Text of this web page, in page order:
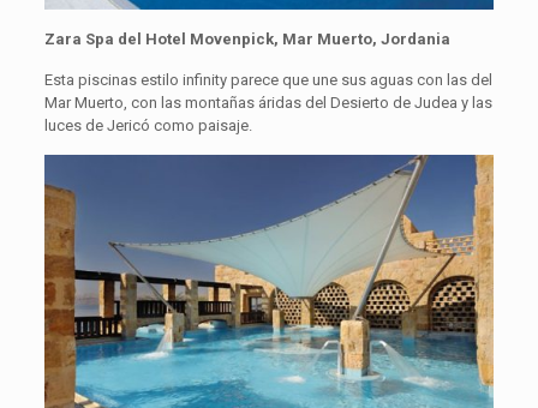
Zara Spa del Hotel Movenpick, Mar Muerto, Jordania
Esta piscinas estilo infinity parece que une sus aguas con las del
Mar Muerto, con las montañas áridas del Desierto de Judea y las
luces de Jericó como paisaje.